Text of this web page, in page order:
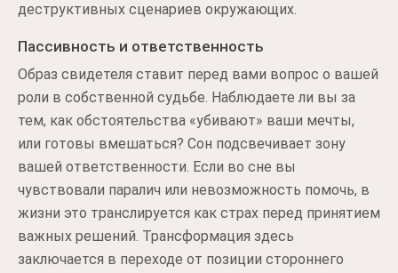
деструктивных сценариев окружающих.
Пассивность и ответственность
Образ свидетеля ставит перед вами вопрос о вашей
роли в собственной судьбе. Наблюдаете ли вы за
тем, как обстоятельства «убивают» ваши мечты,
или готовы вмешаться? Сон подсвечивает зону
вашей ответственности. Если во сне вы
чувствовали паралич или невозможность помочь, в
жизни это транслируется как страх перед принятием
важных решений. Трансформация здесь
заключается в переходе от позиции стороннего